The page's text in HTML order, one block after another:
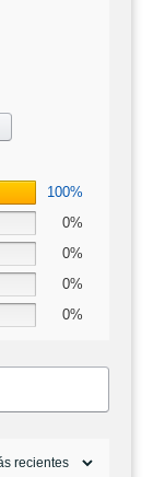
100%
0%
0%
0%
0%